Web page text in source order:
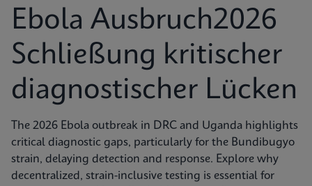
Ebola Ausbruch2026
Schließung kritischer
diagnostischer Lücken
The 2026 Ebola outbreak in DRC and Uganda highlights
critical diagnostic gaps, particularly for the Bundibugyo
strain, delaying detection and response. Explore why
decentralized, strain-inclusive testing is essential for